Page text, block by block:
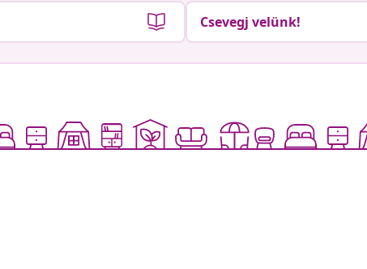
Csevegj velünk!